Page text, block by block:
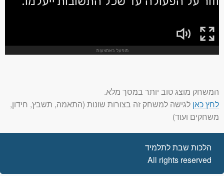
המשחק מוצג טוב יותר במסך מלא.
לחץ כאן לגישה למשחק זה בצורות שונות (התאמה, תשבץ, חידון,
משחקים ועוד)
הלכות שבת לתלמיד
All rights reserved